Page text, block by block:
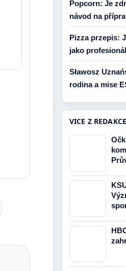
Popcorn: Je
návod na
Pizza przepis:
jako profesionál
Sławosz
rodina a mise
VICE Z REDAKCE